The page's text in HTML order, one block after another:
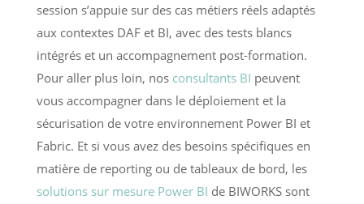
session s’appuie sur des cas métiers réels adaptés
aux contextes DAF et BI, avec des tests blancs
intégrés et un accompagnement post-formation.
Pour aller plus loin, nos consultants BI peuvent
vous accompagner dans le déploiement et la
sécurisation de votre environnement Power BI et
Fabric. Et si vous avez des besoins spécifiques en
matière de reporting ou de tableaux de bord, les
solutions sur mesure Power BI de BIWORKS sont